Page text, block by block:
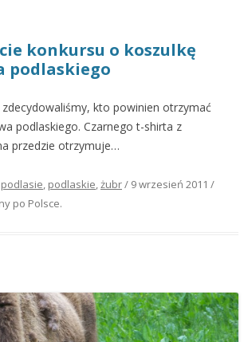
konkursu o koszulkę
podlaskiego
zdecydowaliśmy, kto powinien otrzymać
podlaskiego. Czarnego t-shirta z
przedzie otrzymuje…
podlasie podlaskie żubr/ 9 wrzesień 2011 /
po Polsce.